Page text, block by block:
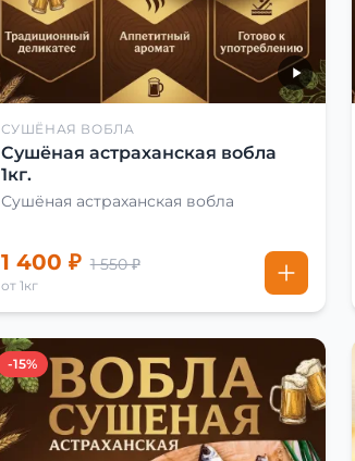
СУШЁНАЯ ВОБЛА
Сушёная астраханская вобла
1кг.
Сушёная астраханская вобла
1 400 ₽ 1 550 ₽
от 1кг
-15%